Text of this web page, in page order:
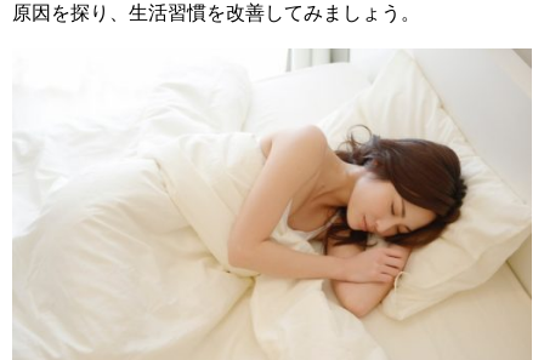
原因を探り、生活習慣を改善してみましょう。